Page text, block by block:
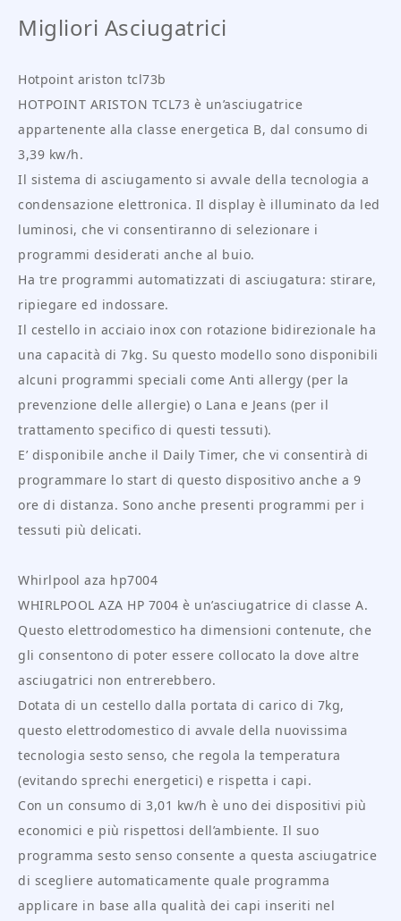
Migliori Asciugatrici
Hotpoint ariston tcl73b
HOTPOINT ARISTON TCL73 è un’asciugatrice
appartenente alla classe energetica B, dal consumo di
3,39 kw/h.
Il sistema di asciugamento si avvale della tecnologia a
condensazione elettronica. Il display è illuminato da led
luminosi, che vi consentiranno di selezionare i
programmi desiderati anche al buio.
Ha tre programmi automatizzati di asciugatura: stirare,
ripiegare ed indossare.
Il cestello in acciaio inox con rotazione bidirezionale ha
una capacità di 7kg. Su questo modello sono disponibili
alcuni programmi speciali come Anti allergy (per la
prevenzione delle allergie) o Lana e Jeans (per il
trattamento specifico di questi tessuti).
E’ disponibile anche il Daily Timer, che vi consentirà di
programmare lo start di questo dispositivo anche a 9
ore di distanza. Sono anche presenti programmi per i
tessuti più delicati.
Whirlpool aza hp7004
WHIRLPOOL AZA HP 7004 è un’asciugatrice di classe A.
Questo elettrodomestico ha dimensioni contenute, che
gli consentono di poter essere collocato la dove altre
asciugatrici non entrerebbero.
Dotata di un cestello dalla portata di carico di 7kg,
questo elettrodomestico di avvale della nuovissima
tecnologia sesto senso, che regola la temperatura
(evitando sprechi energetici) e rispetta i capi.
Con un consumo di 3,01 kw/h è uno dei dispositivi più
economici e più rispettosi dell’ambiente. Il suo
programma sesto senso consente a questa asciugatrice
di scegliere automaticamente quale programma
applicare in base alla qualità dei capi inseriti nel